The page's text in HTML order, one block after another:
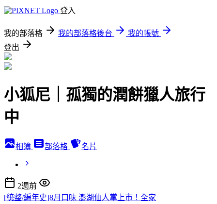
登入
我的部落格 我的部落格後台
我的帳號
登出
小狐尼｜孤獨的潤餅獵人旅行
中
相簿 部落格 名片
2週前
[統整/編年史]8月口味 澎湖仙人掌上市！全家